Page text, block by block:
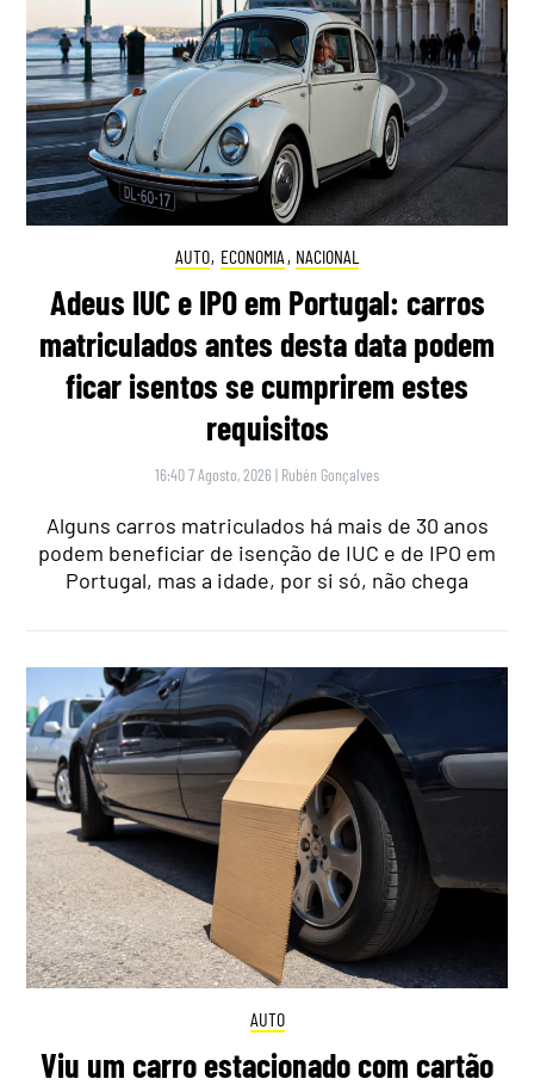
AUTO, ECONOMIA , NACIONAL
Adeus IUC e IPO em Portugal: carros
matriculados antes desta data podem
ficar isentos se cumprirem estes
requisitos
16:40 7 Agosto, 2026 | Rubén Gonçalves
Alguns carros matriculados há mais de 30 anos
podem beneficiar de isenção de IUC e de IPO em
Portugal, mas a idade, por si só, não chega
AUTO
Viu um carro estacionado com cartão